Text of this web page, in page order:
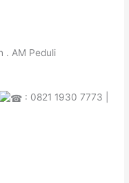
. AM Peduli
: 0821 1930 7773 |